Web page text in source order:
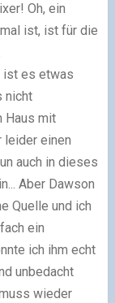
Oh, ein
ist, ist für die
ist es etwas
nicht
Haus mit
leider einen
auch in dieses
Aber Dawson
Quelle und ich
ein
ich ihm echt
unbedacht
wieder